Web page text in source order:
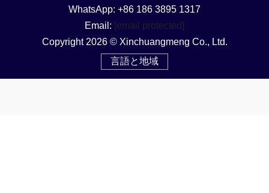
WhatsApp: +86 186 3895 1317
Email: [email protected]
Copyright 2026 © Xinchuangmeng Co., Ltd.
言語と地域